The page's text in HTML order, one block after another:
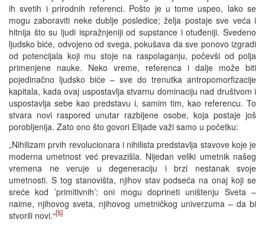
ih svetih i prirodnih referenci. Pošto je u tome uspeo, lako se
mogu zaboraviti neke dublje posledice; želja postaje sve veća i
hitnija što su ljudi ispražnjeniji od supstance i otuđeniji. Svedeno
ljudsko biće, odvojeno od svega, pokušava da sve ponovo izgradi
od potencijala koji mu stoje na raspolaganju, počevši od polja
primenjene nauke. Neko vreme, referenca i dalje može biti
pojedinačno ljudsko biće – sve do trenutka antropomorfizacije
kapitala, kada ovaj uspostavlja stvarnu dominaciju nad društvom i
uspostavlja sebe kao predstavu i, samim tim, kao referencu. To
stvara novi raspored unutar razbijene osobe, koja postaje još
porobljenija. Zato ono što govori Elijade važi samo u početku:
„Nihilizam prvih revolucionara i nihilista predstavlja stavove koje je
moderna umetnost već prevazišla. Nijedan veliki umetnik našeg
vremena ne veruje u degeneraciju i brzi nestanak svoje
umetnosti. S tog stanovišta, njihov stav podseća na onaj koji se
sreće kod ’primitivnih’: oni mogu doprineti uništenju Sveta –
naime, njihovog sveta, njihovog umetničkog univerzuma – da bi
stvorili novi.“[5]